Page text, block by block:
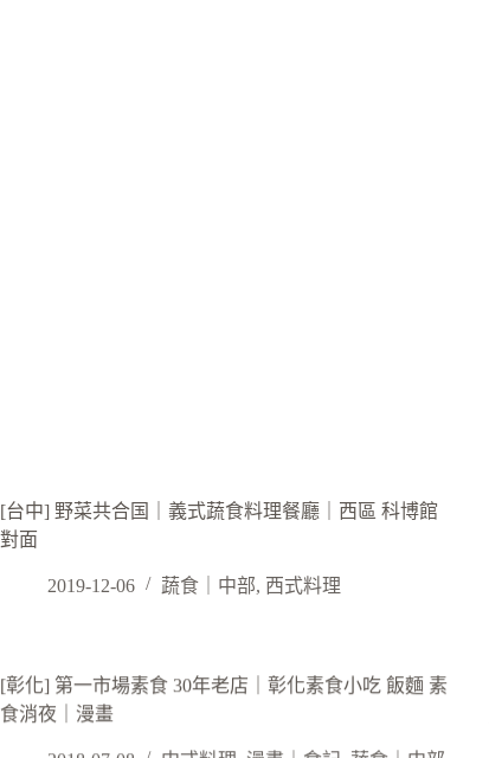
[台中] 野菜共合国｜義式蔬食料理餐廳｜西區 科博館
對面
2019-12-06 蔬食｜中部, 西式料理
[彰化] 第一市場素食 30年老店｜彰化素食小吃 飯麵 素
食消夜｜漫畫